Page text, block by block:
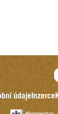
údajeInzerce